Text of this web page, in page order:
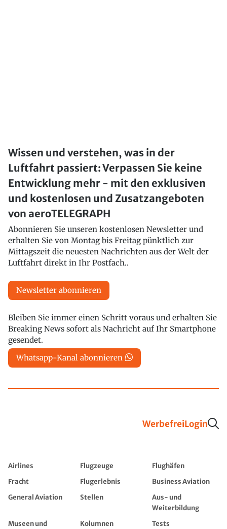
Wissen und verstehen, was in der
Luftfahrt passiert: Verpassen Sie keine
Entwicklung mehr - mit den exklusiven
und kostenlosen und Zusatzangeboten
von aeroTELEGRAPH
Abonnieren Sie unseren kostenlosen Newsletter und
erhalten Sie von Montag bis Freitag pünktlich zur
Mittagszeit die neuesten Nachrichten aus der Welt der
Luftfahrt direkt in Ihr Postfach..
Newsletter abonnieren
Bleiben Sie immer einen Schritt voraus und erhalten Sie
Breaking News sofort als Nachricht auf Ihr Smartphone
gesendet.
Whatsapp-Kanal abonnieren
WerbefreiLogin
Airlines Flugzeuge
Flughäfen
Fracht
Flugerlebnis
Business Aviation
General Aviation
Stellen
Aus- und
Weiterbildung
Museen und
Kolumnen Tests